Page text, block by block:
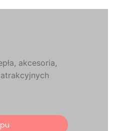
akcesoria,